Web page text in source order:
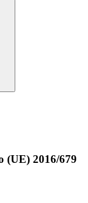
(UE) 2016/679